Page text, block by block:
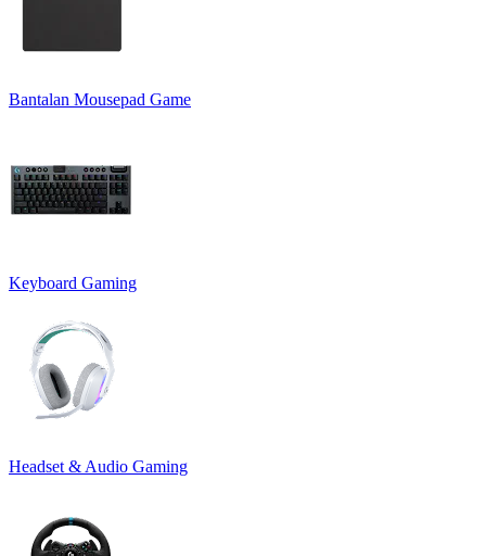
Bantalan Mousepad Game
Keyboard Gaming
Headset & Audio Gaming